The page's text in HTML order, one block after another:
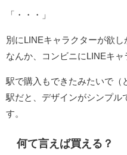
「・・・」
別にLINEキャラクターが欲し
なんか、コンビニにLINEキャ
駅で購入もできたみたいで（
駅だと、デザインがシンプル
す。
何て言えば買える？